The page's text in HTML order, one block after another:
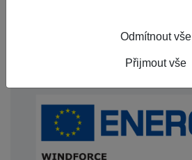
Odmítnout vše
Přijmout vše